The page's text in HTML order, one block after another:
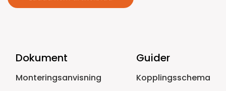
Dokument
Monteringsanvisning
Guider
Kopplingsschema